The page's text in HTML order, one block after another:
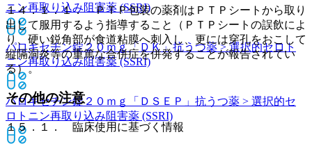
ニン再取り込み阻害薬 (SSRI)
パロキセチン錠２０ｍｇ「ＤＫ」抗うつ薬 > 選択的セロト
ニン再取り込み阻害薬 (SSRI)
パロキセチン錠２０ｍｇ「ＤＳＥＰ」 抗うつ薬 > 選択的セ
ロトニン再取り込み阻害薬 (SSRI)
１４．１．１． ＰＴＰ包装の薬剤はＰＴＰシートから取り
出して服用するよう指導すること（ＰＴＰシートの誤飲によ
り、硬い鋭角部が食道粘膜へ刺入し、更には穿孔をおこして
縦隔洞炎等の重篤な合併症を併発することが報告されてい
る）。
その他の注意
１５．１． 臨床使用に基づく情報